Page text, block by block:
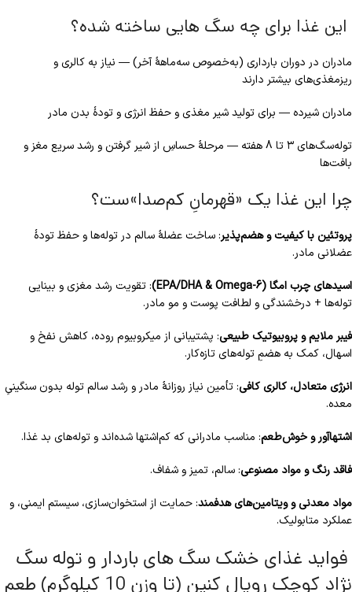
این غذا برای چه سگ هایی ساخته شده؟
مادران در دوران بارداری (به‌خصوص سه‌ماههٔ آخر) — نیاز به کالری و
ریزمغذی‌های بیشتر دارند
مادران شیرده — برای تولید شیر مغذی و حفظ انرژی و تودهٔ بدن مادر
توله‌سگ‌های ۳ تا 8 هفته — مرحلهٔ حساسِ از شیر گرفتن و رشد سریع مغز و
بافت‌ها
چرا این غذا یک «قهرمانِ کم‌صدا»ست؟
پروتئین با کیفیت و هضم‌پذیر: ساخت عضلهٔ سالم در توله‌ها و حفظ تودهٔ
عضلانی مادر.
اسیدهای چرب امگا (EPA/DHA & Omega-6)
: تقویت رشد مغزی و بینایی
توله‌ها + درخشندگی و لطافت پوست و مو مادر.
فیبر ملایم و پروبیوتیک طبیعی: پشتیبانی از میکروبیوم روده، کاهش نفخ و
اسهال، کمک به هضمِ توله‌های تازه‌کار.
انرژی متعادل، کالری کافی: تأمین نیاز روزانهٔ مادر و رشد سالم توله بدون سنگینیِ
معده.
اشتها‌آور و خوش‌طعم: مناسب مادرانی که کم‌اشتها شده‌اند و توله‌های بد غذا.
فاقد رنگ و مواد مصنوعی: سالم، تمیز و شفاف.
مواد معدنی و ویتامین‌های هدفمند: حمایت از استخوان‌سازی، سیستم ایمنی، و
عملکرد متابولیک.
فواید غذای خشک سگ های باردار و توله سگ
نژاد کوچک رویال کنین (تا وزن 10 کیلوگرم) طعم